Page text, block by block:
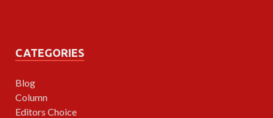
CATEGORIES
Blog
Column
Editors Choice